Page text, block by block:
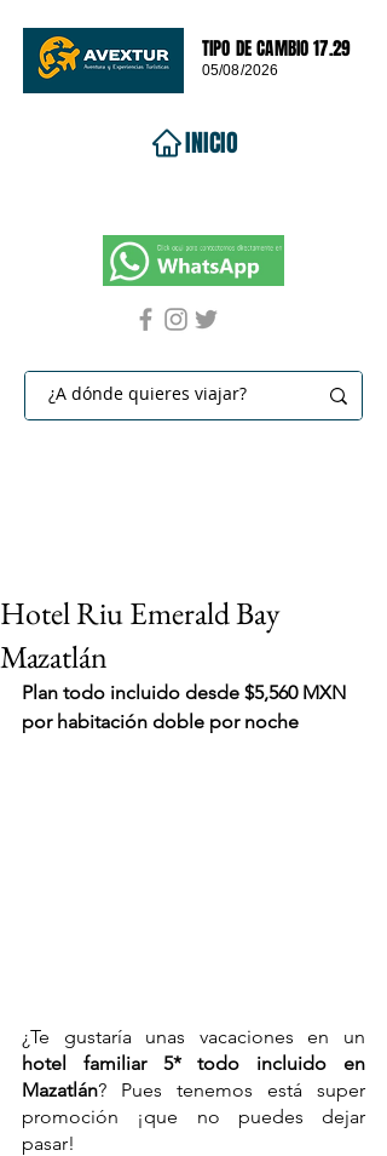
TIPO DE CAMBIO 17.29
05/08/2026
INICIO
VIAJES 2027
Hotel Riu Emerald Bay
Mazatlán
Plan todo incluido desde $5,560 MXN
por habitación doble por noche
hotel familiar 5* todo incluido en
Mazatlán? Pues tenemos está super
promoción ¡que no puedes dejar
pasar!